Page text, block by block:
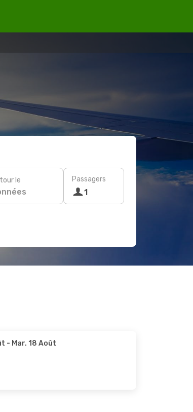
le Passagers
1
- Mar. 18 Août